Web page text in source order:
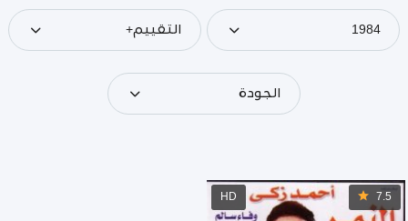
1984 التقييم+
الجودة
7.5
HD